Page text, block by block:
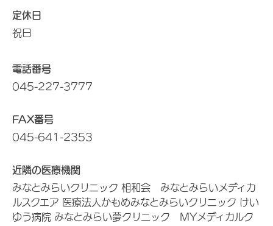
定休日
祝日
電話番号
045-227-3777
FAX番号
045-641-2353
近隣の医療機関
みなとみらいクリニック 相和会 みなとみらいメディカ
ルスクエア 医療法人かもめみなとみらいクリニック けい
ゆう病院 みなとみらい夢クリニック MYメディカルク